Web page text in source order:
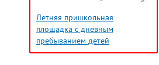
Летняя пришкольная
площадка с дневным
пребыванием детей